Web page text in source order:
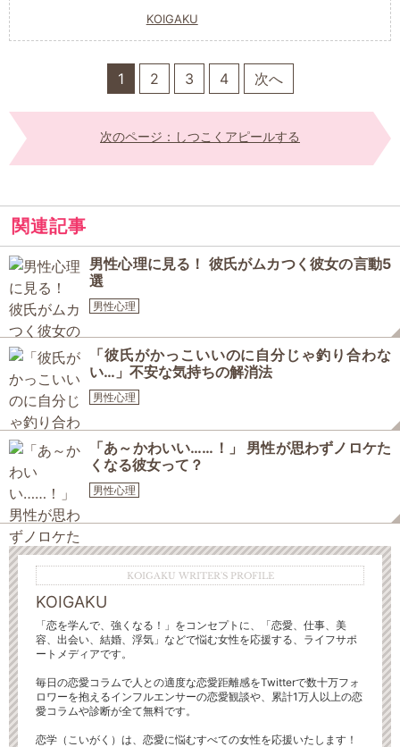
KOIGAKU
1 2 3 4 次へ
次のページ：しつこくアピールする
関連記事
男性心理に見る！ 彼氏がムカつく彼女の言動5
選
男性心理
「彼氏がかっこいいのに自分じゃ釣り合わな
い…」不安な気持ちの解消法
男性心理
「あ～かわいい……！」 男性が思わずノロケた
くなる彼女って？
男性心理
KOIGAKU WRITER'S PROFILE
KOIGAKU
「恋を学んで、強くなる！」をコンセプトに、「恋愛、仕事、美
容、出会い、結婚、浮気」などで悩む女性を応援する、ライフサポ
ートメディアです。
毎日の恋愛コラムで人との適度な恋愛距離感をTwitterで数十万フォ
ロワーを抱えるインフルエンサーの恋愛観談や、累計1万人以上の恋
愛コラムや診断が全て無料です。
恋学（こいがく）は、恋愛に悩むすべての女性を応援いたします！